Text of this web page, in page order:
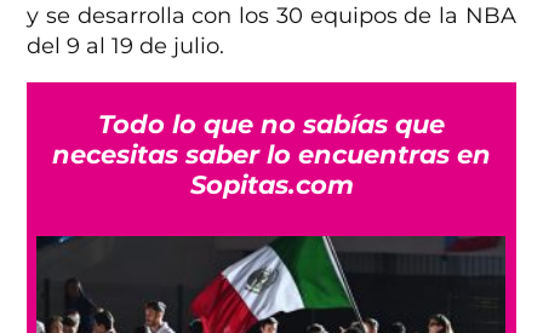
y se desarrolla con los 30 equipos de la NBA
del 9 al 19 de julio.
Todo lo que no sabías que
necesitas saber lo encuentras en
Sopitas.com